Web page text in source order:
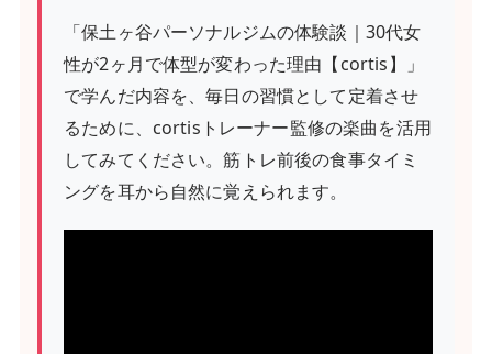
「保土ヶ谷パーソナルジムの体験談｜30代女
性が2ヶ月で体型が変わった理由【cortis】」
で学んだ内容を、毎日の習慣として定着させ
るために、cortisトレーナー監修の楽曲を活用
してみてください。筋トレ前後の食事タイミ
ングを耳から自然に覚えられます。